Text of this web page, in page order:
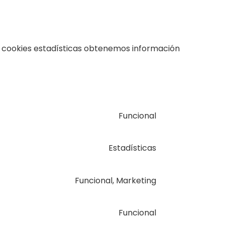
estadísticas obtenemos información
Funcional
Estadísticas
Funcional, Marketing
Funcional